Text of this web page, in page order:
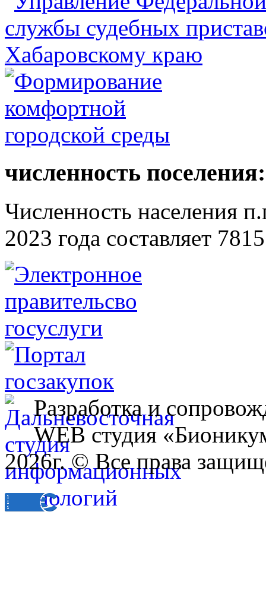
численность поселения:
Численность населения
2023 года составляет
Разработка и
WEB студия
2026г. © Все права